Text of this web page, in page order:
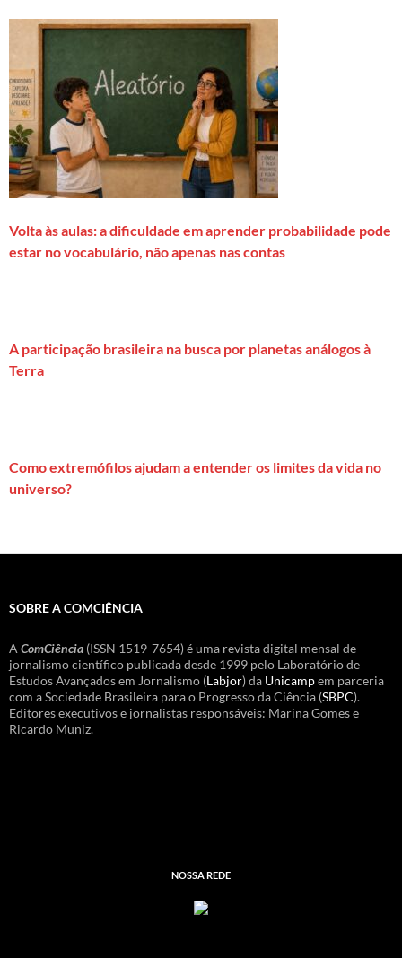
Volta às aulas: a dificuldade em aprender probabilidade pode
estar no vocabulário, não apenas nas contas
A participação brasileira na busca por planetas análogos à
Terra
Como extremófilos ajudam a entender os limites da vida no
universo?
SOBRE A COMCIÊNCIA
A ComCiência (ISSN 1519-7654) é uma revista digital mensal de
jornalismo científico publicada desde 1999 pelo Laboratório de
Estudos Avançados em Jornalismo (Labjor) da Unicampem parceria
com a Sociedade Brasileira para o Progresso da Ciência (SBPC).
Editores executivos e jornalistas responsáveis: Marina Gomes e
Ricardo Muniz.
NOSSA REDE